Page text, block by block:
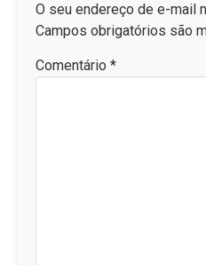
O seu endereço de e-mail
Campos obrigatórios são
Comentário *